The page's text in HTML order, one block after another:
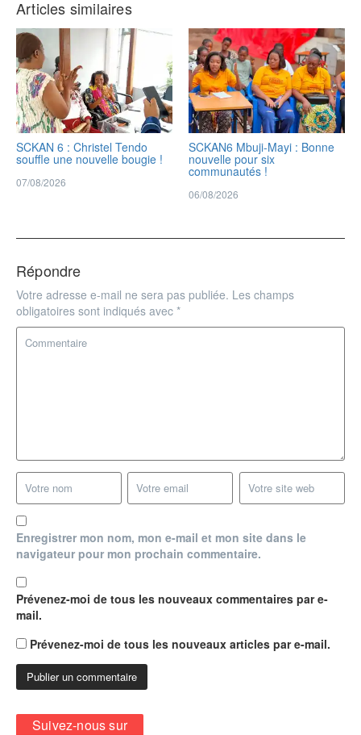
Articles similaires
SCKAN 6 : Christel Tendo
souffle une nouvelle bougie !
07/08/2026
SCKAN6 Mbuji-Mayi : Bonne
nouvelle pour six
communautés !
06/08/2026
Répondre
Votre adresse e-mail ne sera pas publiée. Les champs
obligatoires sont indiqués avec *
Enregistrer mon nom, mon e-mail et mon site dans le
navigateur pour mon prochain commentaire.
Prévenez-moi de tous les nouveaux commentaires par e-
mail.
Prévenez-moi de tous les nouveaux articles par e-mail.
Suivez-nous sur